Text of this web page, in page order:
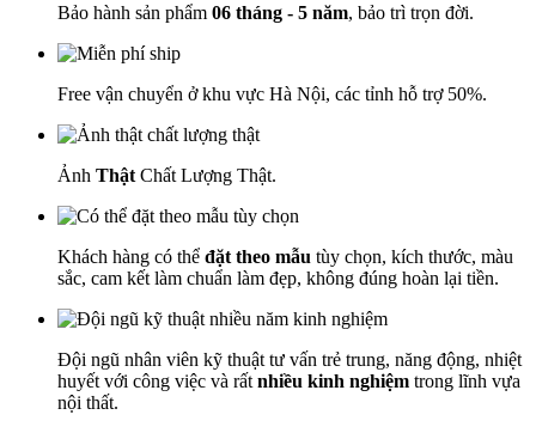
Bảo hành sản phẩm 06 tháng - 5 năm, bảo trì trọn đời.
Free vận chuyển ở khu vực Hà Nội, các tỉnh hỗ trợ 50%.
Ảnh Thật Chất Lượng Thật.
Khách hàng có thể đặt theo mẫu tùy chọn, kích thước, màu
sắc, cam kết làm chuẩn làm đẹp, không đúng hoàn lại tiền.
Đội ngũ nhân viên kỹ thuật tư vấn trẻ trung, năng động, nhiệt
huyết với công việc và rất nhiều kinh nghiệm trong lĩnh vựa
nội thất.